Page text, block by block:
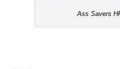
Ass Savers